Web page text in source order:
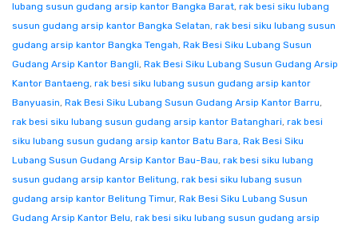
lubang susun gudang arsip kantor Bangka Barat, rak besi siku lubang
susun gudang arsip kantor Bangka Selatan, rak besi siku lubang susun
gudang arsip kantor Bangka Tengah, Rak Besi Siku Lubang Susun
Gudang Arsip Kantor Bangli, Rak Besi Siku Lubang Susun Gudang Arsip
Kantor Bantaeng, rak besi siku lubang susun gudang arsip kantor
Banyuasin, Rak Besi Siku Lubang Susun Gudang Arsip Kantor Barru,
rak besi siku lubang susun gudang arsip kantor Batanghari, rak besi
siku lubang susun gudang arsip kantor Batu Bara, Rak Besi Siku
Lubang Susun Gudang Arsip Kantor Bau-Bau, rak besi siku lubang
susun gudang arsip kantor Belitung, rak besi siku lubang susun
gudang arsip kantor Belitung Timur, Rak Besi Siku Lubang Susun
Gudang Arsip Kantor Belu, rak besi siku lubang susun gudang arsip